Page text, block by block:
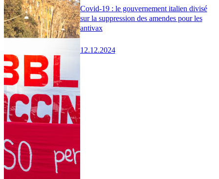
Covid-19 : le gouvernement italien divisé
sur la suppression des amendes pour les
antivax
12.12.2024